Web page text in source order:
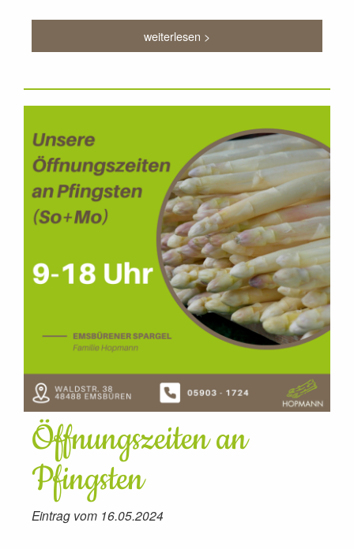
weiterlesen >
Öffnungszeiten an
Pfingsten
Eintrag vom 16.05.2024